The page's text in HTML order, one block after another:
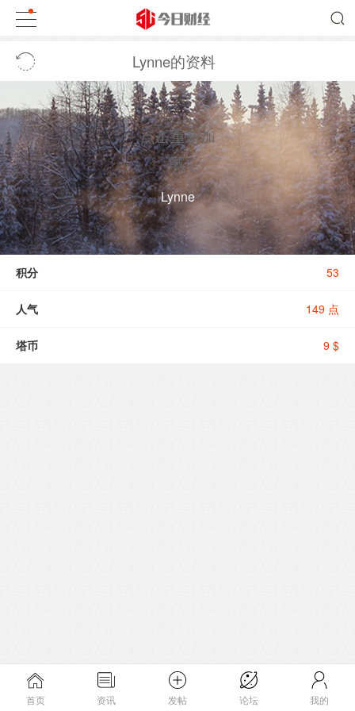
Lynne的资料
点击重新加
载
Lynne
53
积分
149 点
人气
9 $
塔币
首页 资讯 发帖 论坛 我的